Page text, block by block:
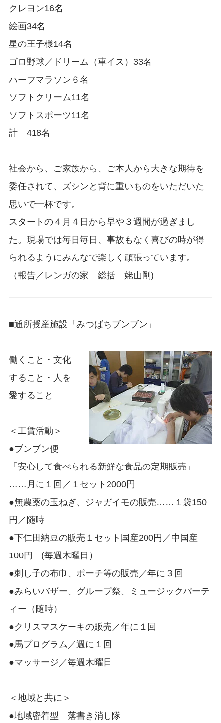
クレヨン16名
絵画34名
星の王子様14名
ゴロ野球／ドリーム（車イス）33名
ハーフマラソン６名
ソフトクリーム11名
ソフトスポーツ11名
計 418名
社会から、ご家族から、ご本人から大きな期待を
委任されて、ズシンと背に重いものをいただいた
思いで一杯です。
スタートの４月４日から早や３週間が過ぎまし
た。現場では毎日毎日、事故もなく喜びの時が得
られるようにみんなで楽しく頑張っています。
（報告／レンガの家 総括 姥山剛)
■通所授産施設「みつばちブンブン」
働くこと・文化
すること・人を
愛すること
＜工賃活動＞
●ブンブン便
「安心して食べられる新鮮な食品の定期販売」
……月に１回／１セット2000円
●無農薬の玉ねぎ、ジャガイモの販売……１袋150
円／随時
●下仁田納豆の販売１セット国産200円／中国産
100円 (毎週木曜日）
●刺し子の布巾、ポーチ等の販売／年に３回
●みらいバザー、グループ祭、ミュージックパーテ
ィー（随時）
●クリスマスケーキの販売／年に１回
●馬プログラム／週に１回
●マッサージ／毎週木曜日
＜地域と共に＞
●地域密着型 落書き消し隊